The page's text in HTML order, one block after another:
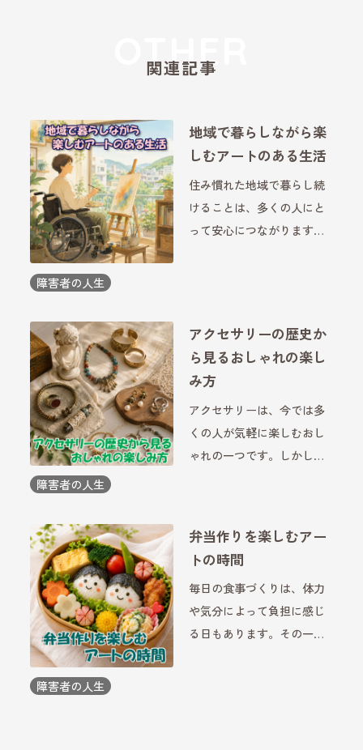
関連記事
障害者の人生
地域で暮らしながら楽
しむアートのある生活
住み慣れた地域で暮らし続
けることは、多くの人にと
って安心につながります。
のある方にとっても、地域
とのつながりを広げたり、
自分 […]
障害者の人生
アクセサリーの歴史か
ら見るおしゃれの楽し
み方
アクセサリーは、今では多
くの人が気軽に楽しむおし
ゃれの一つです。しかし、
を持っていました。アクセ
サリーの歴史を知ること
で、普段身につける小物に
も新し […]
障害者の人生
弁当作りを楽しむアー
トの時間
毎日の食事づくりは、体力
や気分によって負担に感じ
る日もあります。その一方